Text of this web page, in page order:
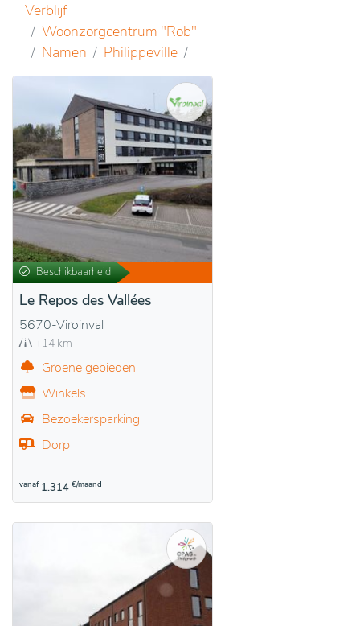
Verblijf
Woonzorgcentrum "Rob"
Namen
Philippeville
Beschikbaarheid
Le Repos des Vallées
5670-Viroinval
+14 km
Groene gebieden
Winkels
Bezoekersparking
Dorp
vanaf 1.314 €/maand